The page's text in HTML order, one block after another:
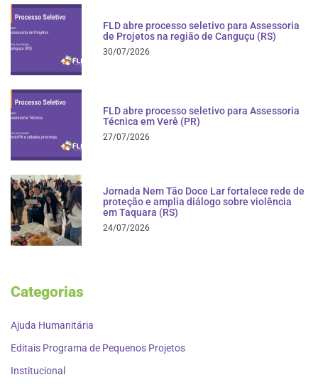
FLD abre processo seletivo para Assessoria
de Projetos na região de Canguçu (RS)
30/07/2026
FLD abre processo seletivo para Assessoria
Técnica em Verê (PR)
27/07/2026
Jornada Nem Tão Doce Lar fortalece rede de
proteção e amplia diálogo sobre violência
em Taquara (RS)
24/07/2026
Categorias
Ajuda Humanitária
Editais Programa de Pequenos Projetos
Institucional